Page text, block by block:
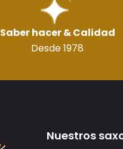
Saber hacer & Calidad
Desde 1978
Nuestros